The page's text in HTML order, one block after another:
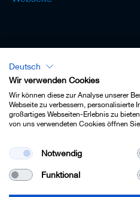
Lexikon - Deutsch
Impressum
Kontakt
Deutsch
Wir verwenden Cookies
Wir können diese zur Analyse unserer
Webseite zu verbessern, personalisierte
großartiges Webseiten-Erlebnis zu
von uns verwendeten Cookies öffnen
Notwendig
Funktional